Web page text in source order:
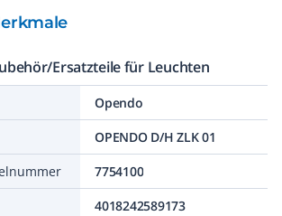
Ersatzteile für Leuchten
Opendo
OPENDO D/H ZLK 01
7754100
4018242589173